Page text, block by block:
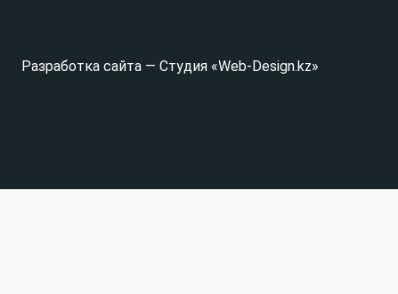
Разработка сайта — Студия «Web-Design.kz»